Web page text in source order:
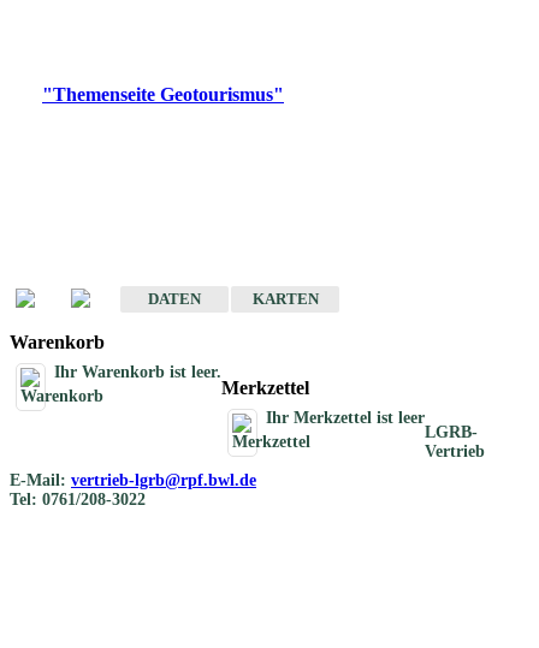
"Themenseite Geotourismus"
DATEN
KARTEN
Warenkorb
Ihr Warenkorb ist leer.
Merkzettel
Ihr Merkzettel ist leer
LGRB-
Vertrieb
E-Mail: vertrieb-lgrb@rpf.bwl.de
Tel: 0761/208-3022